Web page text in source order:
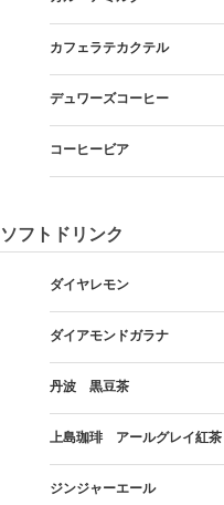
カフェラテカクテル
デュワーズコーヒー
コーヒービア
ソフトドリンク
ダイヤレモン
ダイアモンドガラナ
丹波 黒豆茶
上島珈琲 アールグレイ紅茶
ジンジャーエール